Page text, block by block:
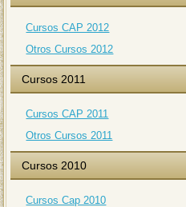
Cursos CAP 2012
Otros Cursos 2012
Cursos 2011
Cursos CAP 2011
Otros Cursos 2011
Cursos 2010
Cursos Cap 2010